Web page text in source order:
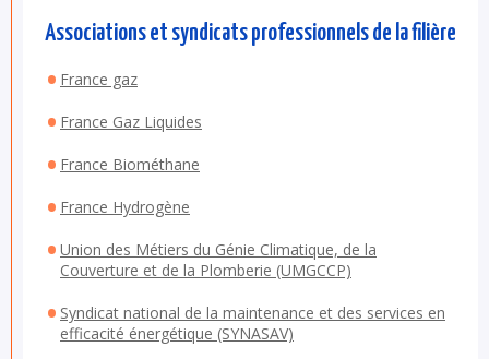
Associations et syndicats professionnels de la filière
France gaz
France Gaz Liquides
France Biométhane
France Hydrogène
Union des Métiers du Génie Climatique, de la
Couverture et de la Plomberie (UMGCCP)
Syndicat national de la maintenance et des services en
efficacité énergétique (SYNASAV)